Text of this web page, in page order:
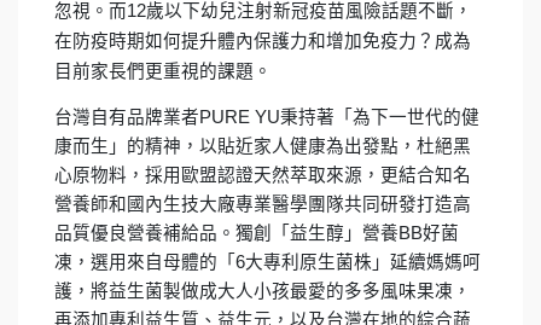
忽視。而12歲以下幼兒注射新冠疫苗風險話題不斷，
在防疫時期如何提升體內保護力和增加免疫力？成為
目前家長們更重視的課題。
台灣自有品牌業者PURE YU秉持著「為下一世代的健
康而生」的精神，以貼近家人健康為出發點，杜絕黑
心原物料，採用歐盟認證天然萃取來源，更結合知名
營養師和國內生技大廠專業醫學團隊共同研發打造高
品質優良營養補給品。獨創「益生醇」營養BB好菌
凍，選用來自母體的「6大專利原生菌株」延續媽媽呵
護，將益生菌製做成大人小孩最愛的多多風味果凍，
再添加專利益生質、益生元，以及台灣在地的綜合蔬